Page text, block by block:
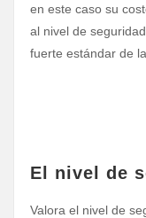
en este caso su
al nivel de
fuerte estándar de
El nivel de
Valora el nivel de